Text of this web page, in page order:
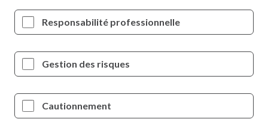
Responsabilité professionnelle
Gestion des risques
Cautionnement